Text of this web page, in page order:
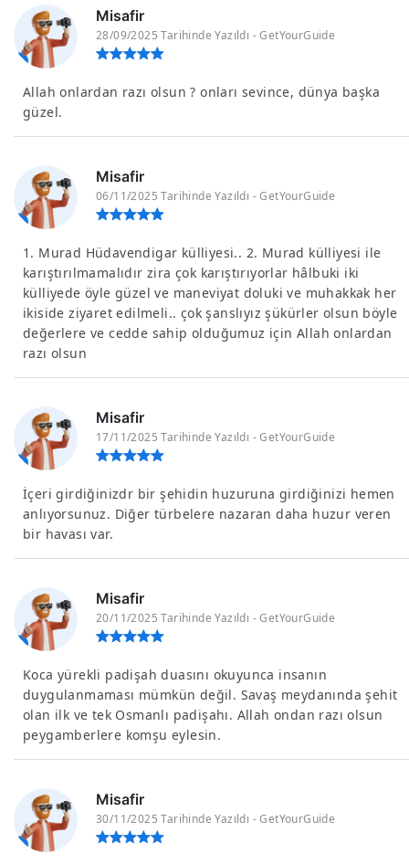
Misafir
28/09/2025 Tarihinde Yazıldı - GetYourGuide
Allah onlardan razı olsun ? onları sevince, dünya başka
güzel.
Misafir
06/11/2025 Tarihinde Yazıldı - GetYourGuide
1. Murad Hüdavendigar külliyesi.. 2. Murad külliyesi ile
karıştırılmamalıdır zira çok karıştırıyorlar hâlbuki iki
külliyede öyle güzel ve maneviyat doluki ve muhakkak her
ikiside ziyaret edilmeli.. çok şanslıyız şükürler olsun böyle
değerlere ve cedde sahip olduğumuz için Allah onlardan
razı olsun
Misafir
17/11/2025 Tarihinde Yazıldı - GetYourGuide
İçeri girdiğinizdr bir şehidin huzuruna girdiğinizi hemen
anlıyorsunuz. Diğer türbelere nazaran daha huzur veren
bir havası var.
Misafir
20/11/2025 Tarihinde Yazıldı - GetYourGuide
Koca yürekli padişah duasını okuyunca insanın
duygulanmaması mümkün değil. Savaş meydanında şehit
olan ilk ve tek Osmanlı padişahı. Allah ondan razı olsun
peygamberlere komşu eylesin.
Misafir
30/11/2025 Tarihinde Yazıldı - GetYourGuide